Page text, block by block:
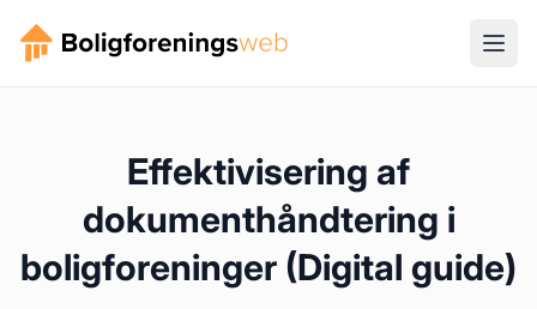
Effektivisering af
dokumenthåndtering i
boligforeninger (Digital guide)